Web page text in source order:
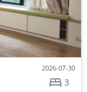
3
2026-07-30